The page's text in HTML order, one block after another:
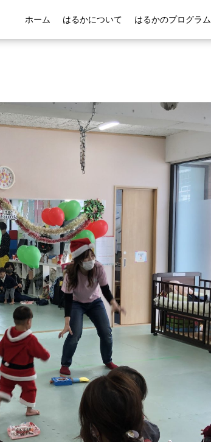
ホーム はるかについて はるかのプログラム